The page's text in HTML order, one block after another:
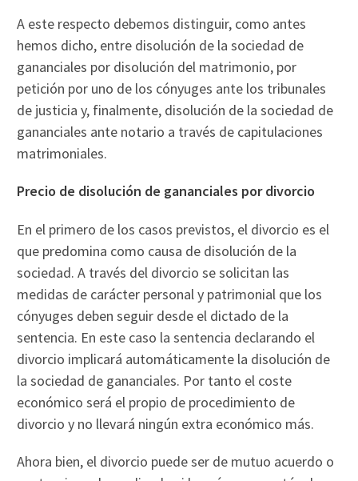
A este respecto debemos distinguir, como antes
hemos dicho, entre disolución de la sociedad de
gananciales por disolución del matrimonio, por
petición por uno de los cónyuges ante los tribunales
de justicia y, finalmente, disolución de la sociedad de
gananciales ante notario a través de capitulaciones
matrimoniales.
Precio de disolución de gananciales por divorcio
En el primero de los casos previstos, el divorcio es el
que predomina como causa de disolución de la
sociedad. A través del divorcio se solicitan las
medidas de carácter personal y patrimonial que los
cónyuges deben seguir desde el dictado de la
sentencia. En este caso la sentencia declarando el
divorcio implicará automáticamente la disolución de
la sociedad de gananciales. Por tanto el coste
económico será el propio de procedimiento de
divorcio y no llevará ningún extra económico más.
Ahora bien, el divorcio puede ser de mutuo acuerdo o